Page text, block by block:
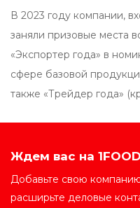
В 2023 году компании,
заняли призовые места
«Экспортер года» в
сфере базовой
также «Трейдер года»
Ждем вас на
Добавьте свою
расширьте деловые